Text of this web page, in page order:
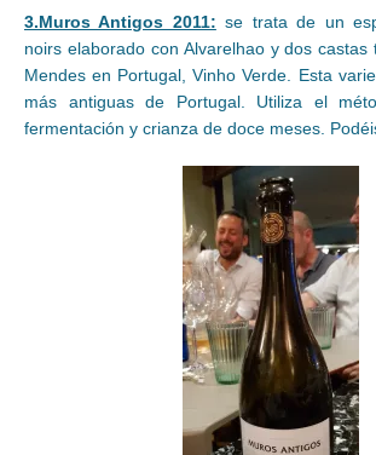
3.Muros Antigos 2011: se trata de un
noirs elaborado con Alvarelhao y dos castas
Mendes en Portugal, Vinho Verde. Esta
más antiguas de Portugal. Utiliza el
fermentación y crianza de doce meses.